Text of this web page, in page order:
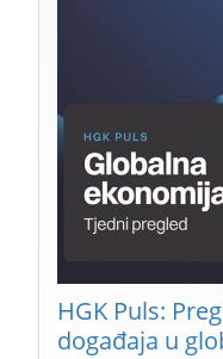
HGK Puls:
događaja u